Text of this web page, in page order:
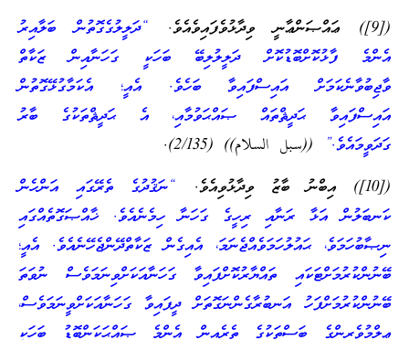
([9]) ޢައްޞަންޢާނީ ވިދާޅުވެފައިވެއެވެ.
“ދަލީލުގެގޮތުން ބަލާއިރު
އެންމެ ފާޅުކޮށްބޮޑުކޮށް ދަލީލުލިބޭ ބަހަކީ ގަހަނާއިން ޒަކާތް
ވާޖިބުވާނެކަމަށް އައިސްފައިވާ ބަހެވެ. އެއީ؛ އެކަމާގުޅޭގޮތުން
އައިސްފައިވާ ޙަދީޘްތައް ޞައްޙަވުމާއި، އެ ޙަދީޘްތަކުގެ ބާރު
ގަދަވީމައެވެ.” ((سبل السلام)) (2/135).
([10]) އިބްނު ބާޒު ވިދާޅުވިއެވެ.
“ނަޤުދުގެ ތެރޭގައި އަންހެން
ކަނބަލުން އަޅާ ރަނާއި ރިހީގެ ގަހަނާ ހިމެނެއެވެ. ޚާއްޞަގޮތެއްގައި
ނިޞާބުހަމަވެ، ޙައުލުހަމަވެއްޖެނަމަ، އެއިގެން ޒަކާތްދޭންޖެހޭނެއެވެ. އެއީ؛
ބޭނުންކުރުމަށްޓަކައި ތައްޔާރުކޮށްފައިވާ ގަހަނާއަކަށްވިނަމަވެސް ނުވަތަ
ބޭނުންކުރުމަށްފަހު އަނބުރާގެންނަގޮތަށް ދީފައިވާ ގަހަނާއަކަށްވީނަމަވެސް،
ޢިލްމުވެރިންގެ ބަސްތަކުގެ ތެރެއިން އެންމެ ޞައްޙަކަންބޮޑު ބަހަކީ